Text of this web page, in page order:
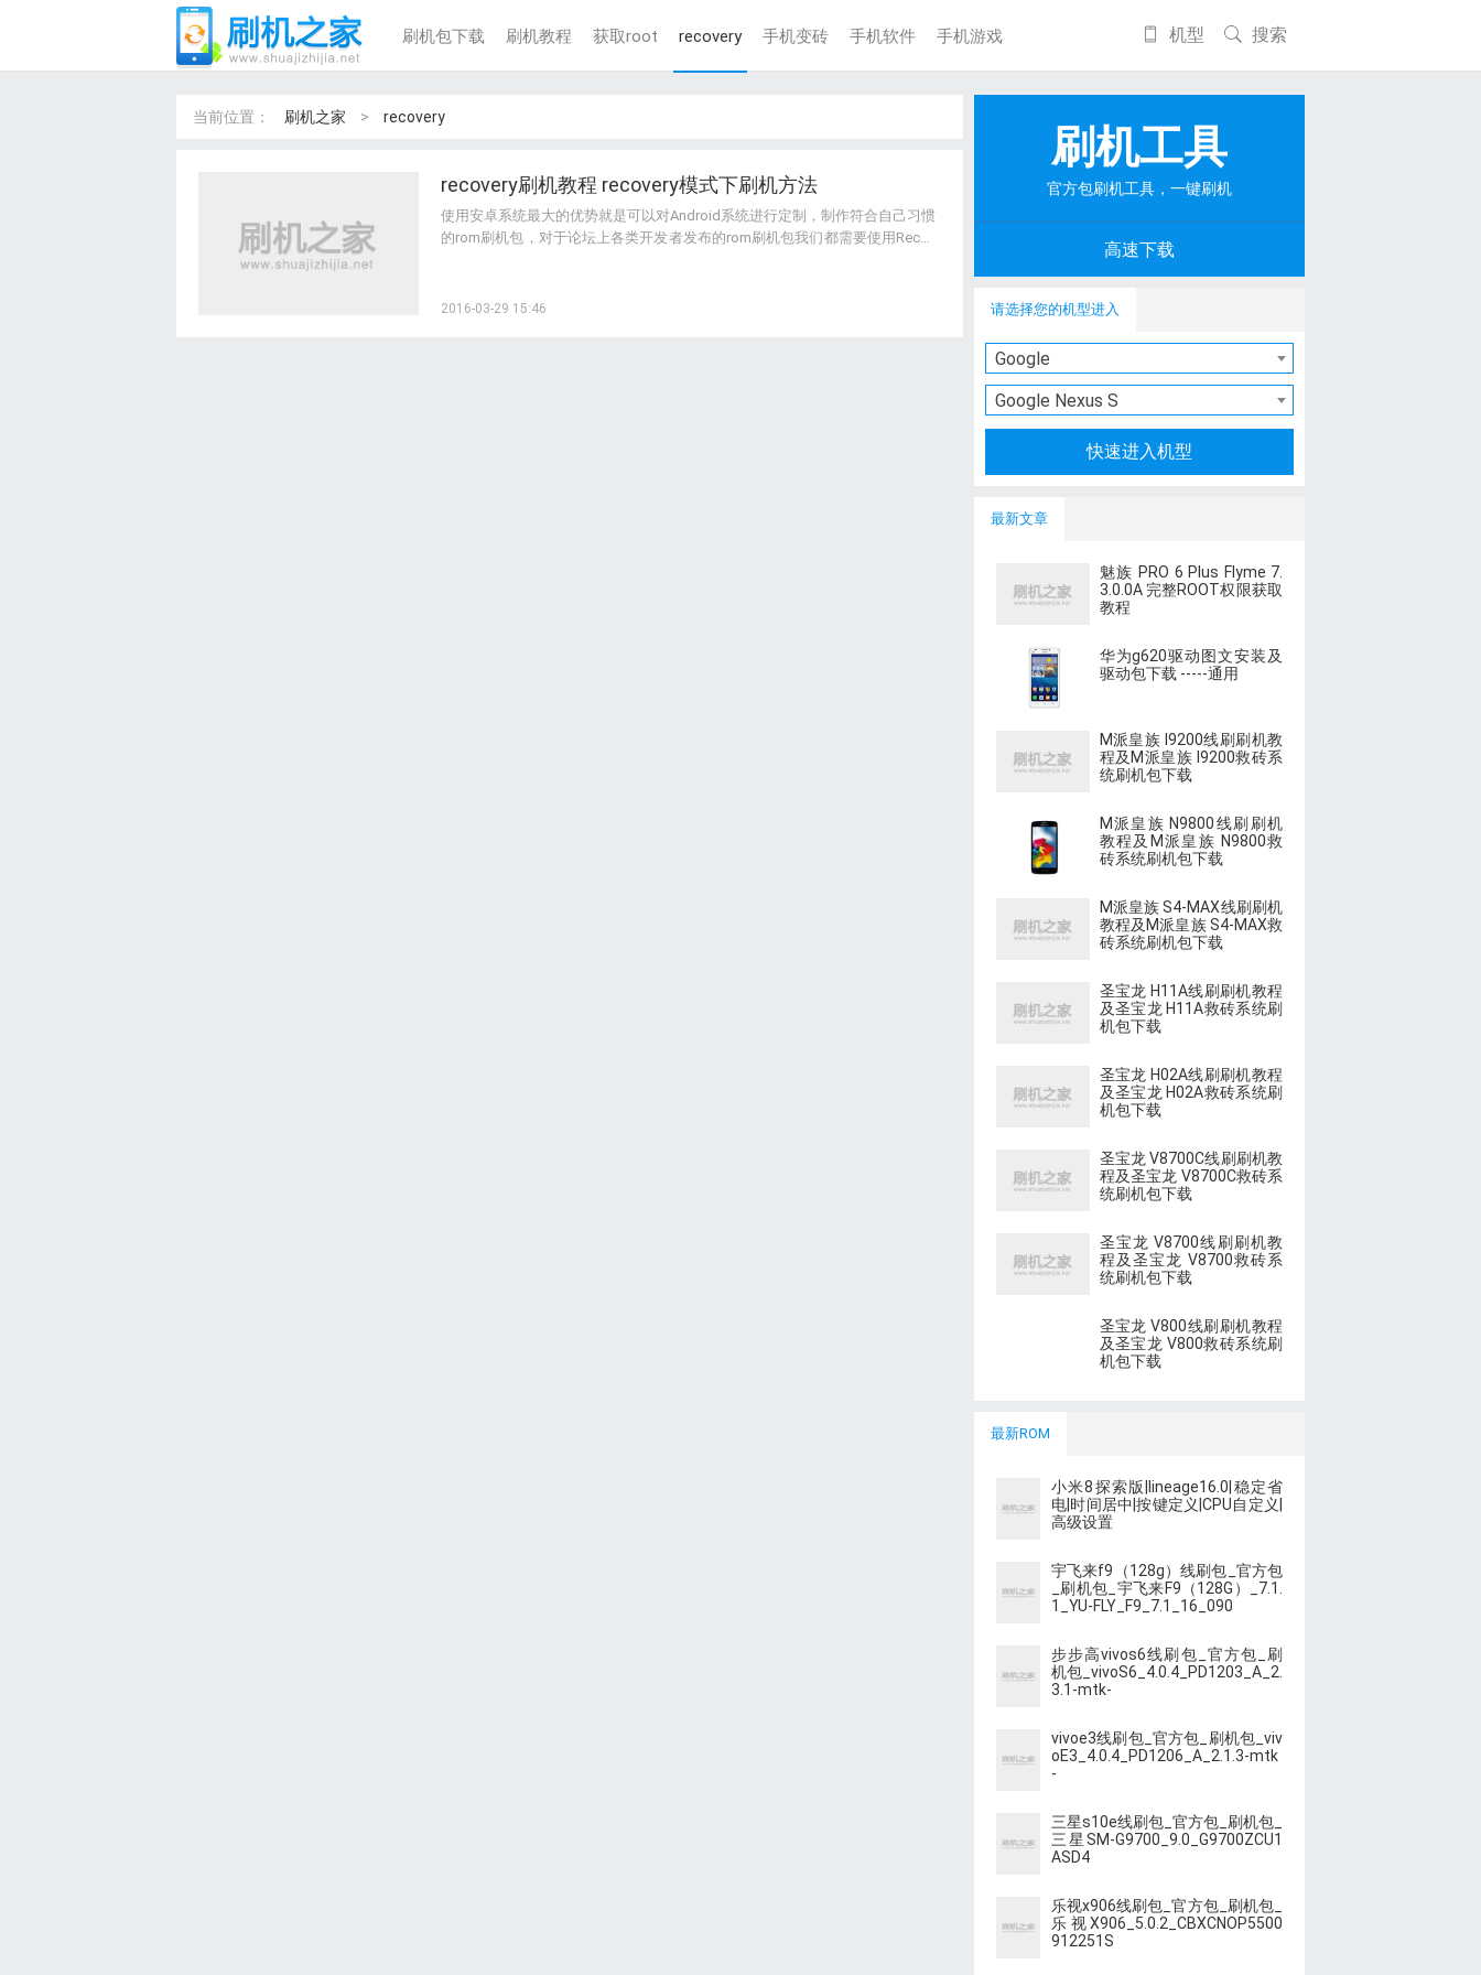
刷机包下载 刷机教程 获取root recovery 手机变砖 手机软件 手机游戏 搜索
机型
当前位置： 刷机之家 > recovery
recovery刷机教程 recovery模式下刷机方法
使用安卓系统最大的优势就是可以对Android系统进行定制，制作符合自己习惯
的rom刷机包，对于论坛上各类开发者发布的rom刷机包我们都需要使用Recov
2016-03-29 15:46
刷机工具
官方包刷机工具，一键刷机
高速下载
请选择您的机型进入
Google
Google Nexus S
快速进入机型
最新文章
魅族 PRO 6 Plus Flyme 7.
3.0.0A 完整ROOT权限获取
教程
华为g620驱动图文安装及
驱动包下载 -----通用
M派皇族 I9200线刷刷机教
程及M派皇族 I9200救砖系
统刷机包下载
M派皇族 N9800线刷刷机
教程及M派皇族 N9800救
砖系统刷机包下载
M派皇族 S4-MAX线刷刷机
教程及M派皇族 S4-MAX救
砖系统刷机包下载
圣宝龙 H11A线刷刷机教程
及圣宝龙 H11A救砖系统刷
机包下载
圣宝龙 H02A线刷刷机教程
及圣宝龙 H02A救砖系统刷
机包下载
圣宝龙 V8700C线刷刷机教
程及圣宝龙 V8700C救砖系
统刷机包下载
圣宝龙 V8700线刷刷机教
程及圣宝龙 V8700救砖系
统刷机包下载
圣宝龙 V800线刷刷机教程
及圣宝龙 V800救砖系统刷
机包下载
最新ROM
小米8探索版|lineage16.0|稳定省
电|时间居中|按键定义|CPU自定义|
高级设置
宇飞来f9（128g）线刷包_官方包
_刷机包_宇飞来F9（128G）_7.1.
1_YU-FLY_F9_7.1_16_090
步步高vivos6线刷包_官方包_刷
机包_vivoS6_4.0.4_PD1203_A_2.
3.1-mtk-
vivoe3线刷包_官方包_刷机包_viv
oE3_4.0.4_PD1206_A_2.1.3-mtk
-
三星s10e线刷包_官方包_刷机包_
三星SM-G9700_9.0_G9700ZCU1
ASD4
乐视x906线刷包_官方包_刷机包_
乐视X906_5.0.2_CBXCNOP5500
912251S